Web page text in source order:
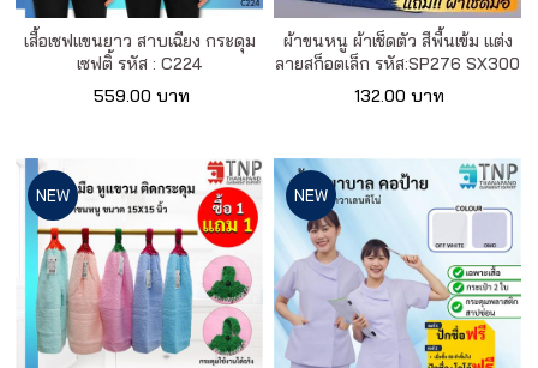
เสื้อเชฟแขนยาว สาบเฉียง กระดุม
เซฟติ้ รหัส : C224
559.00 บาท
ผ้าขนหนู ผ้าเช็ดตัว สีพื้นเข้ม แต่ง
ลายสก็อตเล็ก รหัส:SP276 SX300
132.00 บาท
NEW NEW